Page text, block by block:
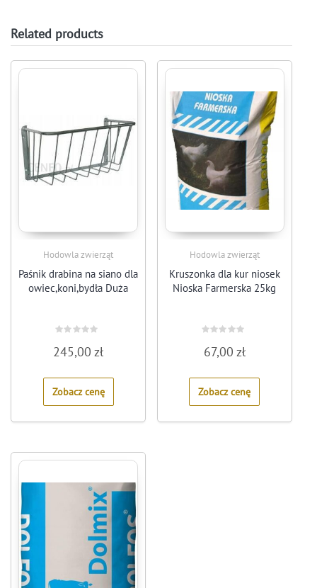
Related products
Hodowla zwierząt
Paśnik drabina na siano dla
owiec,koni,bydła Duża
0
out
5
245,00zł
Zobacz cenę
Hodowla zwierząt
Kruszonka dla kur niosek
Nioska Farmerska 25kg
0
out
5
67,00 zł
Zobacz cenę